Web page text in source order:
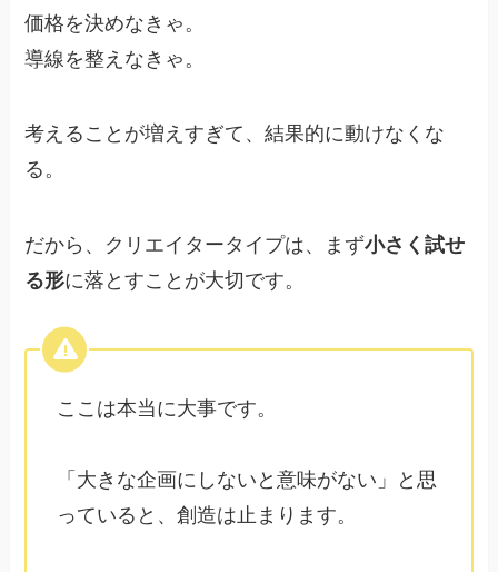
価格を決めなきゃ。
導線を整えなきゃ。
考えることが増えすぎて、結果的に動けなくな
る。
だから、クリエイタータイプは、まず小さく試せ
る形に落とすことが大切です。
ここは本当に大事です。
「大きな企画にしないと意味がない」と思
っていると、創造は止まります。